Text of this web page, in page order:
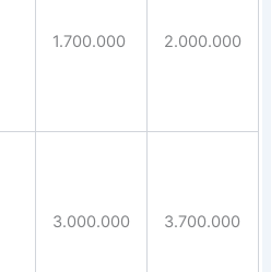
1.700.000 2.000.000
3.000.000 3.700.000